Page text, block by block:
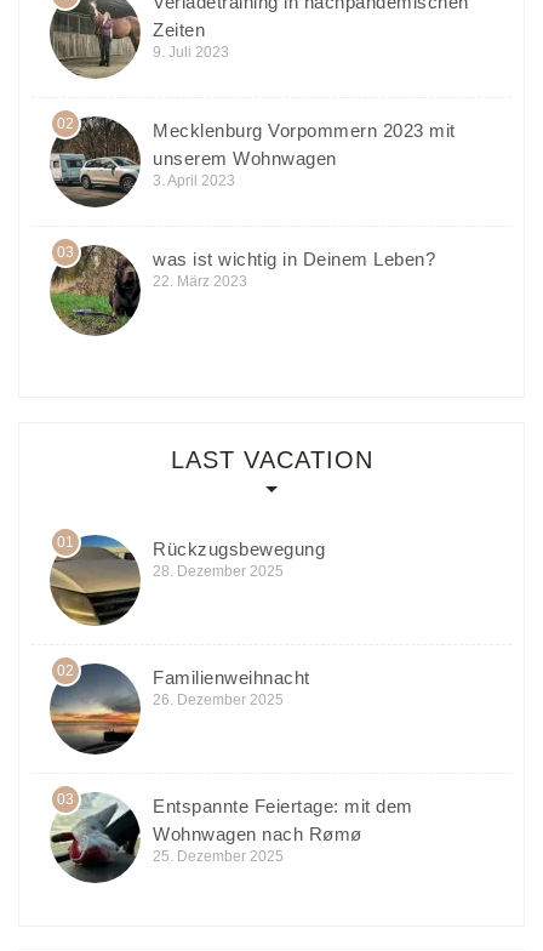
Zeiten
9. Juli 2023
02
Mecklenburg Vorpommern 2023 mit
unserem Wohnwagen
3. April 2023
03 was ist wichtig in Deinem Leben?
22. März 2023
LAST VACATION
01 Rückzugsbewegung
28. Dezember 2025
02 Familienweihnacht
26. Dezember 2025
03
Entspannte Feiertage: mit dem
Wohnwagen nach Rømø
25. Dezember 2025